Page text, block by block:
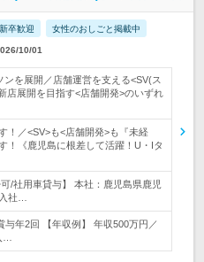
卒歓迎 女性のおしごと掲載中
10/01
を展開／店舗運営を支える<SV(ス
店展開を目指す<店舗開発>のいずれ
！／<SV>も<店舗開発>も『未経
！《鹿児島に根差して活躍！U・Iタ
/社用車貸与】 本社：鹿児島県鹿児
社…
与年2回 【年収例】 年収500万円／
…